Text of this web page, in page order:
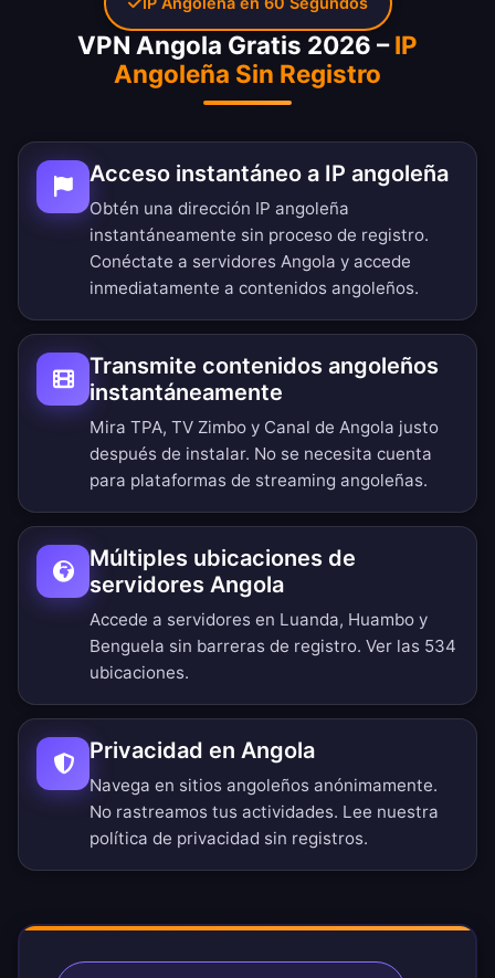
VPN Angola Gratis 2026 –IP
Angoleña Sin Registro
Acceso instantáneo a IP angoleña
Obtén una dirección IP angoleña
instantáneamente sin proceso de registro.
Conéctate a servidores Angola y accede
inmediatamente a contenidos angoleños.
Transmite contenidos angoleños
instantáneamente
Mira TPA, TV Zimbo y Canal de Angola justo
después de instalar. No se necesita cuenta
para plataformas de streaming angoleñas.
Múltiples ubicaciones de
servidores Angola
Accede a servidores en Luanda, Huambo y
Benguela sin barreras de registro. Ver las 534
ubicaciones.
Privacidad en Angola
Navega en sitios angoleños anónimamente.
No rastreamos tus actividades. Lee nuestra
política de privacidad sin registros.